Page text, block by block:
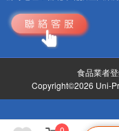
食品業者
Copyright©2026 Uni-